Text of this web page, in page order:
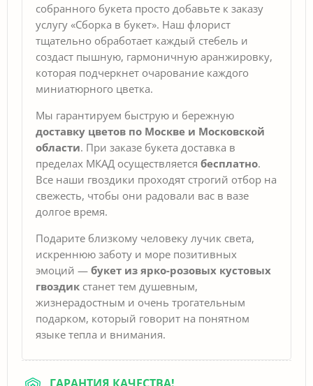
собранного букета просто добавьте к заказу
услугу «Сборка в букет». Наш флорист
тщательно обработает каждый стебель и
создаст пышную, гармоничную аранжировку,
которая подчеркнет очарование каждого
миниатюрного цветка.
Мы гарантируем быструю и бережную
доставку цветов по Москве и Московской
области. При заказе букета доставка в
пределах МКАД осуществляется бесплатно.
Все наши гвоздики проходят строгий отбор на
свежесть, чтобы они радовали вас в вазе
долгое время.
Подарите близкому человеку лучик света,
искреннюю заботу и море позитивных
эмоций — букет из ярко-розовых кустовых
гвоздик станет тем душевным,
жизнерадостным и очень трогательным
подарком, который говорит на понятном
языке тепла и внимания.
ГАРАНТИЯ КАЧЕСТВА!